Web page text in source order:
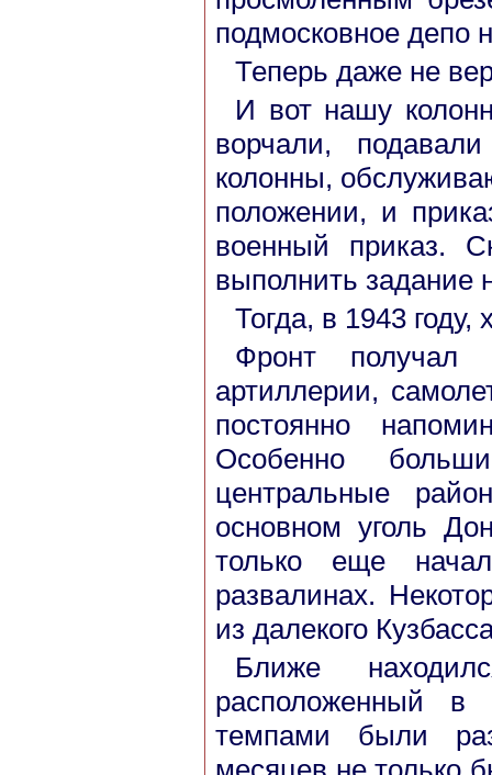
подмосковное депо
Теперь даже не
И вот нашу
ворчали,
колонны,
положении, и
военный приказ.
выполнить задание
Тогда, в 1943
Фронт получал
артиллерии,
постоянно
Особенно
центральные
основном уголь
только еще
развалинах.
из далекого
Ближе
расположенный
темпами были